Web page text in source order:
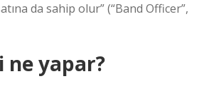
da sahip olur” (“Band Officer”,
ne yapar?